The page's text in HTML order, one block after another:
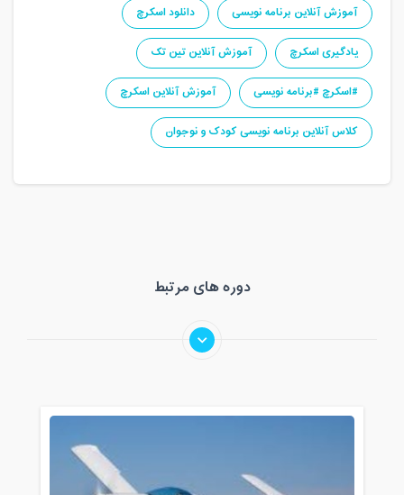
آموزش آنلاین برنامه نویسی
دانلود اسکرچ
یادگیری اسکرچ
آموزش آنلاین تین تک
#اسکرچ #برنامه نویسی
آموزش آنلاین اسکرچ
کلاس آنلاین برنامه نویسی کودک و نوجوان
دوره های مرتبط